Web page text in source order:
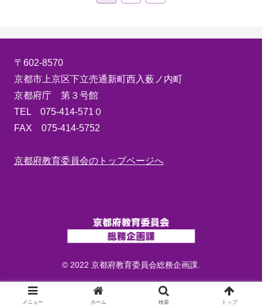
〒602-8570
京都市上京区下立売通新町西入薮ノ内町
京都府庁 第３号館
TEL 075-414-571０
FAX 075-414-5752
京都府教育委員会のトップページへ
© 2022 京都府教育委員会総務企画課.
メニュー ホーム 検索 トップ